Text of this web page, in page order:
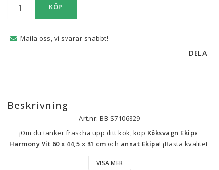
KÖP
Maila oss, vi svarar snabbt!
DELA
Beskrivning
Art.nr: BB-S7106829
¡Om du tänker fräscha upp ditt kök, köp Köksvagn Ekipa
Harmony Vit 60 x 44,5 x 81 cm och annat Ekipa! ¡Bästa kvalitet
till bästa pris är nu inom räckhåll!
VISA MER